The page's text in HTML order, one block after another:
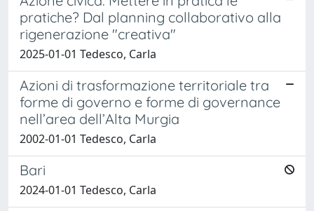
pratiche? Dal planning collaborativo alla
rigenerazione "creativa"
2025-01-01 Tedesco, Carla
Azioni di trasformazione territoriale tra
forme di governo e forme di governance
nell’area dell’Alta Murgia
2002-01-01 Tedesco, Carla
Bari
2024-01-01 Tedesco, Carla